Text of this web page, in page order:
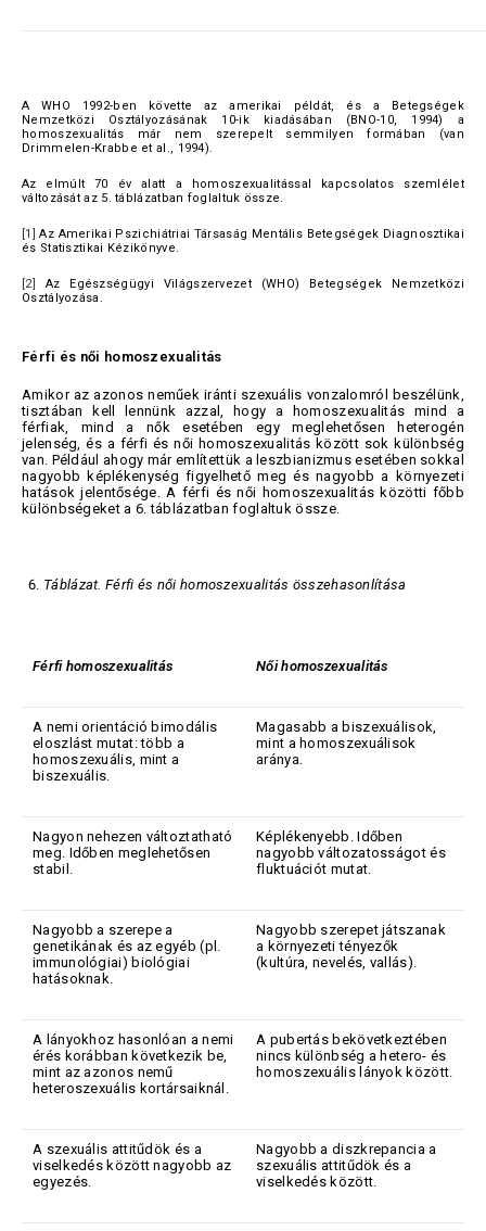
A WHO 1992-ben követte az amerikai példát, és a Betegségek
Nemzetközi Osztályozásának 10-ik kiadásában (BNO-10, 1994) a
homoszexualitás már nem szerepelt semmilyen formában (van
Drimmelen-Krabbe et al., 1994).
Az elmúlt 70 év alatt a homoszexualitással kapcsolatos szemlélet
változását az 5. táblázatban foglaltuk össze.
[1] Az Amerikai Pszichiátriai Társaság Mentális Betegségek Diagnosztikai
és Statisztikai Kézikönyve.
[2]
Az Egészségügyi Világszervezet (WHO) Betegségek Nemzetközi
Osztályozása.
Férfi és női homoszexualitás
Amikor az azonos neműek iránti szexuális vonzalomról beszélünk,
tisztában kell lennünk azzal, hogy a homoszexualitás mind a
férfiak, mind a nők esetében egy meglehetősen heterogén
jelenség, és a férfi és női homoszexualitás között sok különbség
van. Például ahogy már említettük a leszbianizmus esetében sokkal
nagyobb képlékenység figyelhető meg és nagyobb a környezeti
hatások jelentősége. A férfi és női homoszexualitás közötti főbb
különbségeket a 6. táblázatban foglaltuk össze.
Táblázat. Férfi és női homoszexualitás összehasonlítása
Férfi homoszexualitás Női homoszexualitás
A nemi orientáció bimodális
eloszlást mutat: több a
homoszexuális, mint a
biszexuális.
Magasabb a biszexuálisok,
mint a homoszexuálisok
aránya.
Nagyon nehezen változtatható
meg. Időben meglehetősen
stabil.
Képlékenyebb. Időben
nagyobb változatosságot és
fluktuációt mutat.
Nagyobb a szerepe a
genetikának és az egyéb (pl.
immunológiai) biológiai
hatásoknak.
Nagyobb szerepet játszanak
a környezeti tényezők
(kultúra, nevelés, vallás).
A lányokhoz hasonlóan a nemi
érés korábban következik be,
mint az azonos nemű
heteroszexuális kortársaiknál.
A pubertás bekövetkeztében
nincs különbség a hetero- és
homoszexuális lányok között.
A szexuális attitűdök és a
viselkedés között nagyobb az
egyezés.
Nagyobb a diszkrepancia a
szexuális attitűdök és a
viselkedés között.